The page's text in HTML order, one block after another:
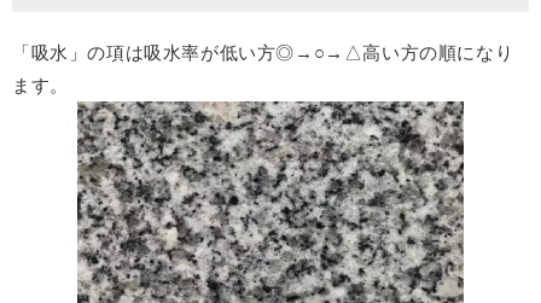
「吸水」の項は吸水率が低い方◎→○→△高い方の順になり
ます。